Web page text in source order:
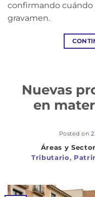
confirmando cuándo
gravamen.
Tributario,
Nuevas
en
Posted on